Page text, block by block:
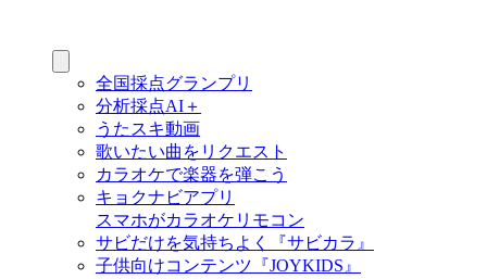
全国採点グランプリ
分析採点AI＋
うたスキ動画
歌いたい曲をリクエスト
カラオケで楽器を弾こう
キョクナビアプリ
スマホがカラオケリモコン
サビだけを気持ちよく『サビカラ』
子供向けコンテンツ『JOYKIDS』